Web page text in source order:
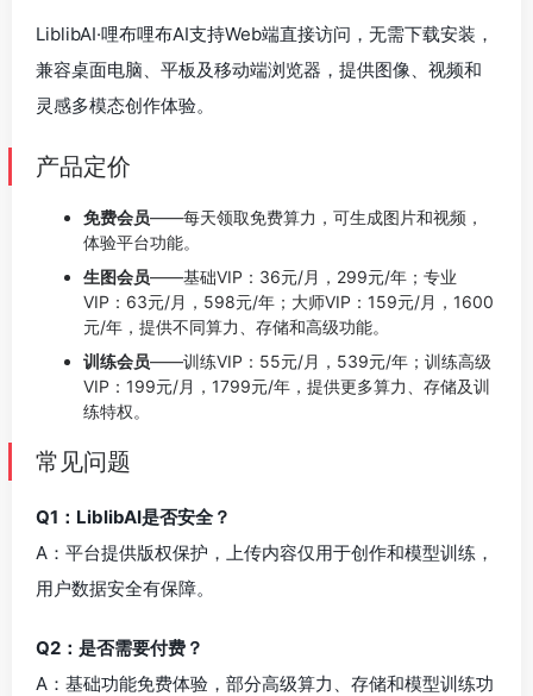
LiblibAI·哩布哩布AI支持Web端直接访问，无需下载安装，
兼容桌面电脑、平板及移动端浏览器，提供图像、视频和
灵感多模态创作体验。
产品定价
免费会员——每天领取免费算力，可生成图片和视频，
体验平台功能。
生图会员——基础VIP：36元/月，299元/年；专业
VIP：63元/月，598元/年；大师VIP：159元/月，1600
元/年，提供不同算力、存储和高级功能。
训练会员——训练VIP：55元/月，539元/年；训练高级
VIP：199元/月，1799元/年，提供更多算力、存储及训
练特权。
常见问题
Q1：LiblibAI是否安全？
A：平台提供版权保护，上传内容仅用于创作和模型训练，
用户数据安全有保障。
Q2：是否需要付费？
A：基础功能免费体验，部分高级算力、存储和模型训练功